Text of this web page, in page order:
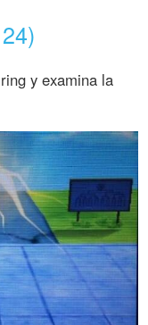
y examina la